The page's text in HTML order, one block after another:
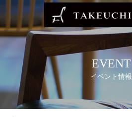
EVENT
イベント情報